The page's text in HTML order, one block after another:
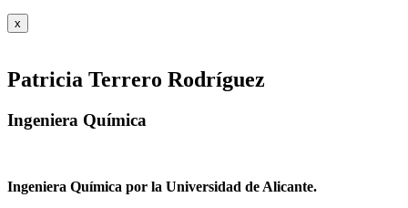
x
Patricia Terrero Rodríguez
Ingeniera Química
Ingeniera Química por la Universidad de Alicante.